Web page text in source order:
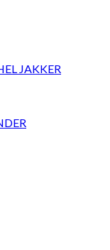
JAKKER